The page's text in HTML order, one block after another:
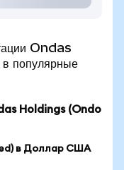
Ondas
популярные
Holdings (Ondo
в Доллар США